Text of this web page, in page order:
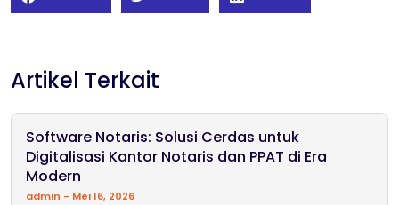
Artikel Terkait
Software Notaris: Solusi Cerdas untuk
Digitalisasi Kantor Notaris dan PPAT di Era
Modern
admin Mei 16, 2026